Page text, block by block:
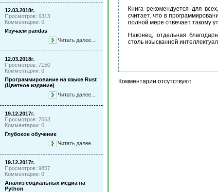
12.03.2018г.
Просмотров: 6313
Комментарии: 0
Изучаем pandas
Читать далее...
12.03.2018г.
Просмотров: 7150
Комментарии: 0
Программирование на языке Rust
(Цветное издание)
Читать далее...
19.12.2017г.
Просмотров: 7053
Комментарии: 0
Глубокое обучение
Читать далее...
19.12.2017г.
Просмотров: 9857
Комментарии: 0
Анализ социальных медиа на
Python
Книга рекомендуется для
считает, что в
полной мере отвечает такому
Наконец, отдельная
столь изысканной
Комментарии отсутствуют